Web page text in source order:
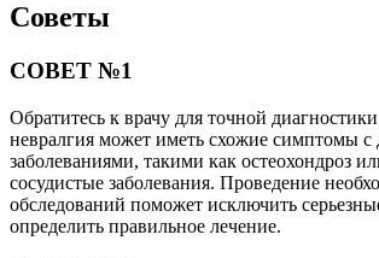
Советы
СОВЕТ №1
Обратитесь к врачу для точной
невралгия может иметь схожие симптомы с
заболеваниями, такими как остеохондроз
сосудистые заболевания. Проведение
обследований поможет исключить
определить правильное лечение.